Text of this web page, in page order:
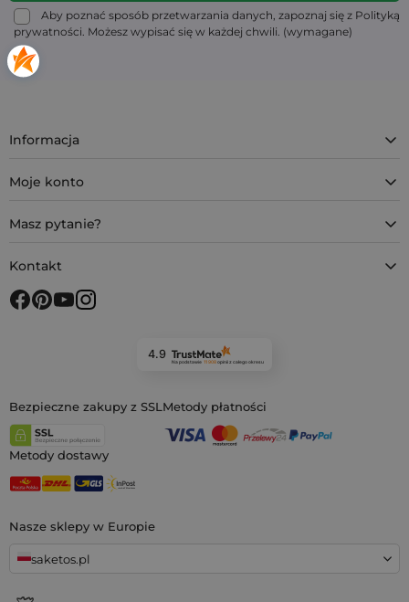
Aby poznać sposób przetwarzania danych, zapoznaj się z Polityką
prywatności. Możesz wypisać się w każdej chwili. (wymagane)
Nasze sklepy w Europie
saketos.pl
Informacja
Moje konto
Masz pytanie?
Kontakt
4.9
Na podstawie 11 908opiniiz całego okresu
Bezpieczne zakupy z SSLMetody płatności
Metody dostawy